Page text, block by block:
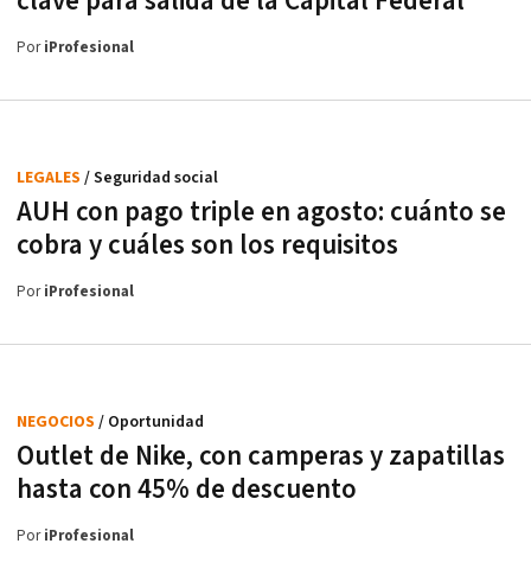
PoriProfesional
AUH con pago triple en agosto: cuánto se
cobra y cuáles son los requisitos
LEGALES / Seguridad social
PoriProfesional
Outlet de Nike, con camperas y zapatillas
hasta con 45% de descuento
NEGOCIOS / Oportunidad
PoriProfesional